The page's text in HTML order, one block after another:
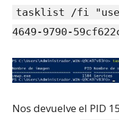
tasklist /fi
4649-9790-
Nos devuelve el PID